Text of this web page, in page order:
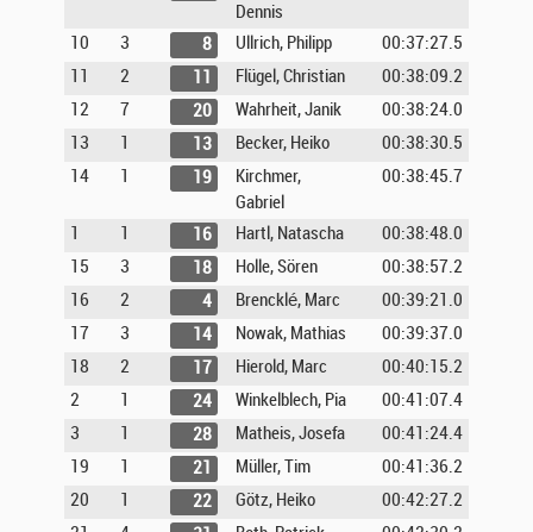
Dennis
10 3 8 Ullrich, Philipp
00:37:27.5
11
2 11 Flügel, Christian
00:38:09.2
12
7 20 Wahrheit, Janik
00:38:24.0
13
1 13 Becker, Heiko
00:38:30.5
14
1 19
Kirchmer,
Gabriel
00:38:45.7
1 1 16 Hartl, Natascha
00:38:48.0
15
3 18 Holle, Sören
00:38:57.2
16
2 4 Brencklé, Marc
00:39:21.0
17
3 14 Nowak, Mathias
00:39:37.0
18
2 17 Hierold, Marc
00:40:15.2
2
1 24 Winkelblech, Pia
00:41:07.4
3
1 28 Matheis, Josefa
00:41:24.4
19
1 21 Müller, Tim
00:41:36.2
20
1 22 Götz, Heiko
00:42:27.2